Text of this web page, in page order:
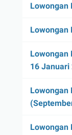
Lowongan
Lowongan
Lowongan
16 Januari
Lowongan
Lowongan